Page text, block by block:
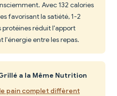
Avec 132 calories
favorisant la satiété, 1-2
protéines réduit l'apport
l'énergie entre les repas.
a la Même Nutrition
pain complet diffèrent